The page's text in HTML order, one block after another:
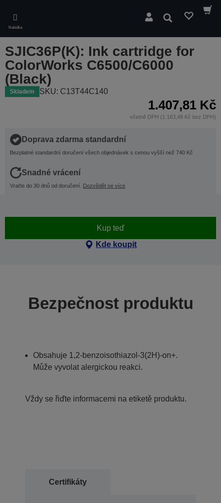
main
content
Nabídka
Hledat
SJIC36P(K): Ink cartridge for
ColorWorks C6500/C6000
(Black)
Skladem SKU: C13T44C140
1.407,81 Kč
včetně DPH (1.163,48 Kč bez DPH)
Doprava zdarma standardní
Bezplatné standardní doručení všech objednávek s cenou vyšší než 740 Kč
Snadné vrácení
Vraťte do 30 dnů od doručení. Dozvědět se více
Kup teď
Kde koupit
Bezpečnost produktu
Obsahuje 1,2-benzoisothiazol-3(2H)-on+.
Může vyvolat alergickou reakci.
Vždy se řiďte informacemi na etiketě produktu.
Certifikáty